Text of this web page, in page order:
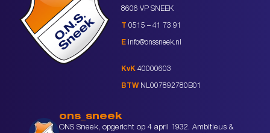
8606 VP SNEEK
T 0515 – 41 73 91
E info@onssneek.nl
KvK 40000603
BTW NL007892780B01
ons_sneek
ONS Sneek, opgericht op 4 april 1932. Ambitieus &